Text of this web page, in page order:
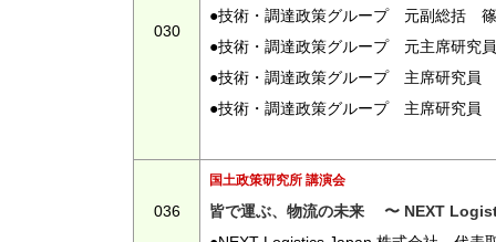
030
●技術・調達政策グループ 元副総括
●技術・調達政策グループ 元主席研
●技術・調達政策グループ 主席研究
●技術・調達政策グループ 主席研究
036
国土政策研究所 講演会
皆で運ぶ、物流の未来 〜 NEXT